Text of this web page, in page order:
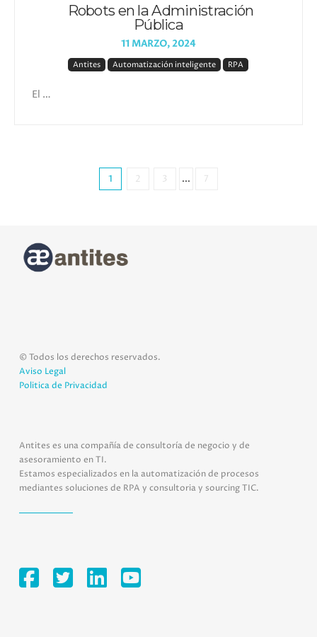
Robots en la Administración
Pública
11 MARZO, 2024
Antites Automatización inteligente RPA
El …
1 2 3 ... 7
© Todos los derechos reservados.
Aviso Legal
Politica de Privacidad
Antites es una compañía de consultoría de negocio y de
asesoramiento en TI.
Estamos especializados en la automatización de procesos
mediantes soluciones de RPA y consultoria y sourcing TIC.